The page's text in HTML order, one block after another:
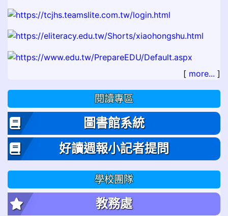
[ more... ]
閱讀專區
圖書館系統
好讀週報小記者提問
學校團隊
教務處